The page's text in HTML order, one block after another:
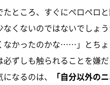
たところ、すぐにペロペロ
なくないのではないでしょ
なかったのかな……」とち
必ずしも触られることを嫌
なるのは、
「自分以外の